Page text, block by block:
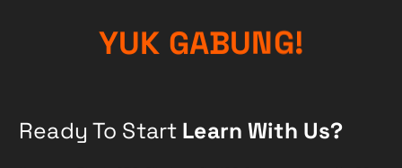
YUK GABUNG!
Ready To Start Learn With Us?